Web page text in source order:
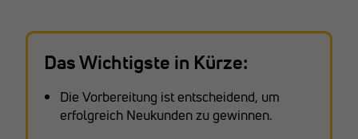
Das Wichtigste in Kürze:
Die Vorbereitung ist entscheidend, um
erfolgreich Neukunden zu gewinnen.